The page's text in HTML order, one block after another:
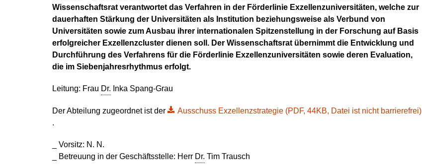
Wissenschaftsrat verantwortet das Verfahren in der Förderlinie Exzellenzuniversitäten, welche zur
dauerhaften Stärkung der Universitäten als Institution beziehungsweise als Verbund von
Universitäten sowie zum Ausbau ihrer internationalen Spitzenstellung in der Forschung auf Basis
erfolgreicher Exzellenzcluster dienen soll. Der Wissenschaftsrat übernimmt die Entwicklung und
Durchführung des Verfahrens für die Förderlinie Exzellenzuniversitäten sowie deren Evaluation,
die im Siebenjahresrhythmus erfolgt.
Leitung: Frau Dr. Inka Spang-Grau
Der Abteilung zugeordnet ist der
Ausschuss Exzellenzstrategie (PDF, 44KB, Datei ist nicht barrierefrei)
.
_ Vorsitz: N. N.
_ Betreuung in der Geschäftsstelle: Herr Dr. Tim Trausch